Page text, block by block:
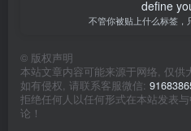
define
不管你被贴上什么标签，
© 版权声明
本站文章内容可能来源于网络, 仅供
如有侵权, 请联系客服微信:
拒绝任何人以任何形式在本站发表
论！